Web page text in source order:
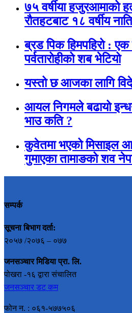
७५ वर्षीया हजुरआमाको
रौतहटबाट १८ वर्षीय
ब्रड पिक हिमपहिरो :
पर्वतारोहीको शब भेटियो
यस्तो छ आजका लागि
आयल निगमले बढायो
भाउ कति ?
कुवेतमा भएको मिसाइल
गुमाएका तामाङको शव
सम्पर्क
सूचना बिभाग दर्ता:
२०५७ /२०७६ – ०७७
जनसञ्चार मिडिया प्रा. लि.
पोखरा -१६ द्वारा संचालित
जनसञ्चार डट कम
फोन न. : ०६१-५७७५०६